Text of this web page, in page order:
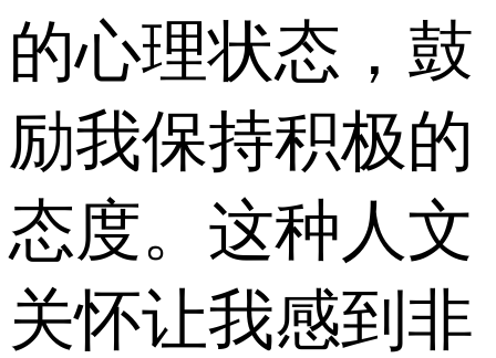
的心理状态，鼓
励我保持积极的
态度。这种人文
关怀让我感到非